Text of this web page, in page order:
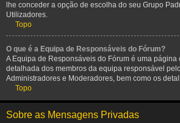
lhe conceder a opção de escolha do seu Grupo
Utilizadores.
Topo
O que é a Equipa de Responsáveis do Fórum?
A Equipa de Responsáveis do Fórum é uma
detalhada dos membros da equipa responsável
Administradores e Moderadores, bem como os
Topo
Sobre as Mensagens Privadas